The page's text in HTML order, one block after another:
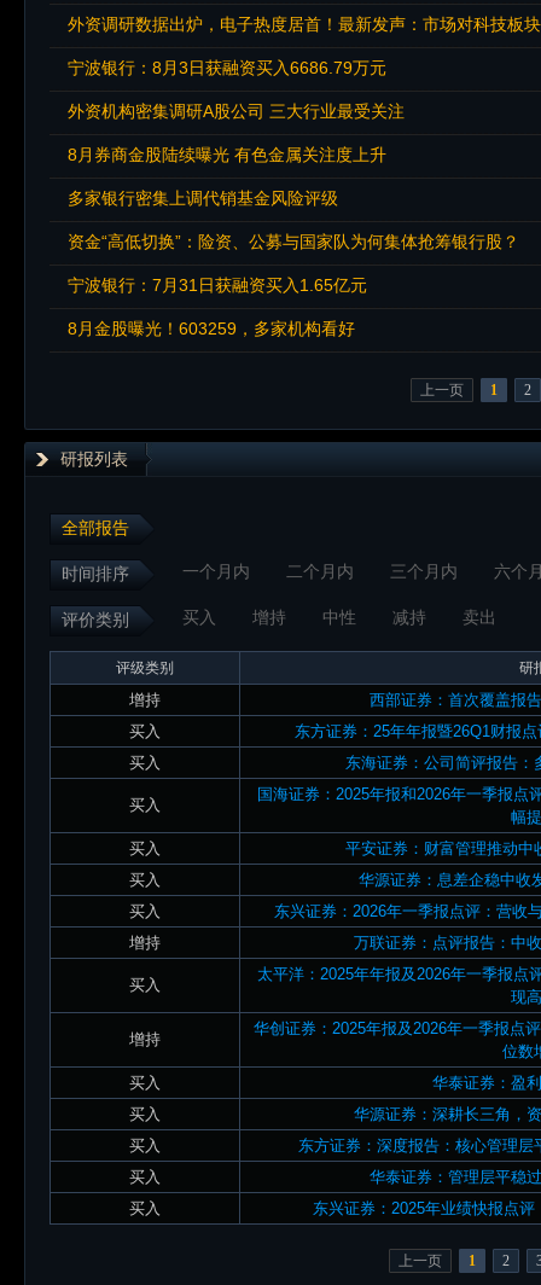
外资调研数据出炉，电子热度居首！最新发声：市场对科技板
宁波银行：8月3日获融资买入6686.79万元
外资机构密集调研A股公司 三大行业最受关注
8月券商金股陆续曝光 有色金属关注度上升
多家银行密集上调代销基金风险评级
资金“高低切换”：险资、公募与国家队为何集体抢筹银行股？
宁波银行：7月31日获融资买入1.65亿元
8月金股曝光！603259，多家机构看好
上一页 1 2
研报列表
全部报告
时间排序 一个月内 二个月内 三个月内 六个
评价类别 买入 增持 中性 减持 卖出
评级类别 研
增持
西部证券：首次覆盖报
买入
东方证券：25年年报暨26Q1财报
买入
东海证券：公司简评报告
买入
国海证券：2025年报和2026年一季报点
幅
买入
平安证券：财富管理推动中
买入
华源证券：息差企稳中收
买入
东兴证券：2026年一季报点评：营收
增持
万联证券：点评报告：中
买入
太平洋：2025年年报及2026年一季报点
现
增持
华创证券：2025年报及2026年一季报点
位数
买入
华泰证券：盈
买入
华源证券：深耕长三角，
买入
东方证券：深度报告：核心管理
买入
华泰证券：管理层平稳
买入
东兴证券：2025年业绩快报点
上一页 1 2